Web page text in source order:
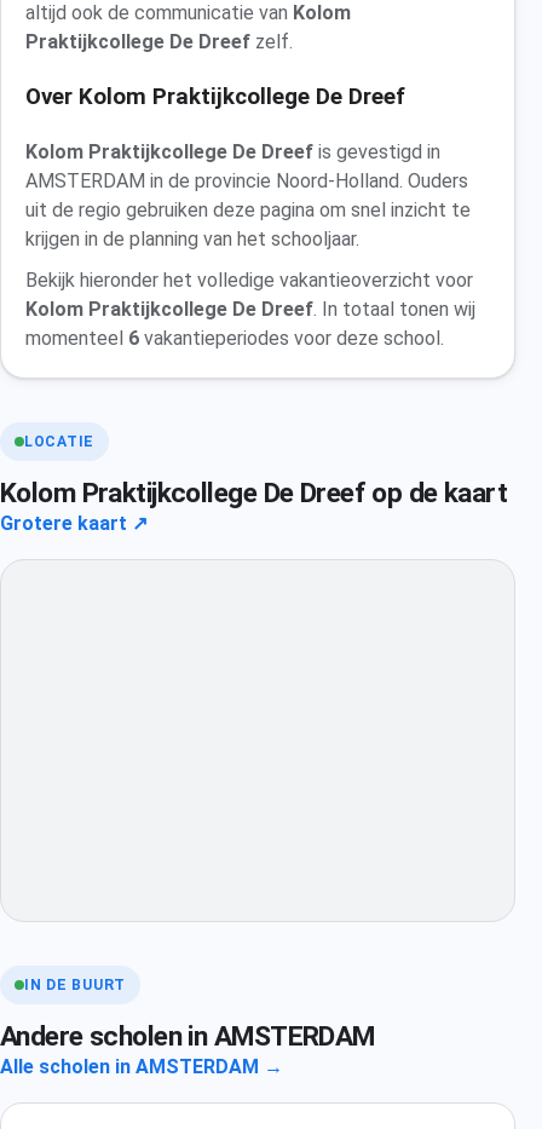
altijd ook de communicatie van Kolom
Praktijkcollege De Dreef zelf.
Over Kolom Praktijkcollege De Dreef
Kolom Praktijkcollege De Dreef is gevestigd in
AMSTERDAM in de provincie Noord-Holland. Ouders
uit de regio gebruiken deze pagina om snel inzicht te
krijgen in de planning van het schooljaar.
Bekijk hieronder het volledige vakantieoverzicht voor
Kolom Praktijkcollege De Dreef. In totaal tonen wij
momenteel 6 vakantieperiodes voor deze school.
LOCATIE
Kolom Praktijkcollege De Dreef op de kaart
Grotere kaart ↗
IN DE BUURT
Andere scholen in AMSTERDAM
Alle scholen in AMSTERDAM →